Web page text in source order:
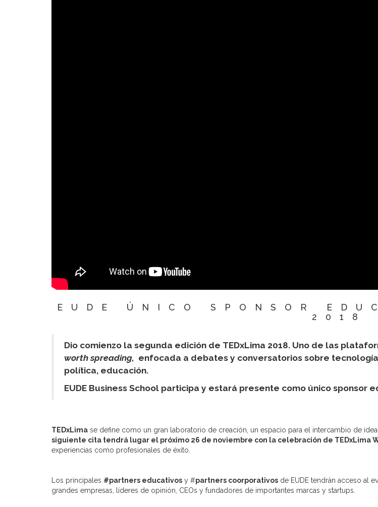
EUDE ÚNICO SPONSOR
2018
Dio comienzo la segunda edición de TEDxLima 2018. Uno de las
worth spreading, enfocada a debates y conversatorios sobre
política, educación.
EUDE Business School participa y estará presente como único
TEDxLima se define como un gran laboratorio de creación, un espacio para el intercambio de
siguiente cita tendrá lugar el próximo 26 de noviembre con la celebración de TEDxLima
experiencias como profesionales de éxito.
Los principales #partners educativos y #partners coorporativos de EUDE tendrán acceso al
grandes empresas, líderes de opinión, CEOs y fundadores de importantes marcas y startups.